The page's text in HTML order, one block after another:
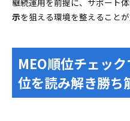
継続運用を前提に、サポート
示を狙える環境を整えることが
MEO順位チェッ
位を読み解き勝ち